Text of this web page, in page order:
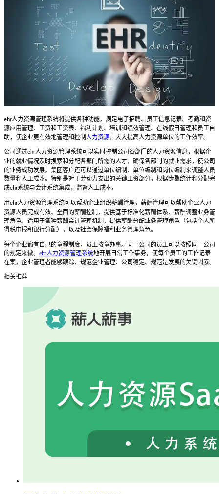
ehr人力资源管理系统将提供各种功能，满足电子招聘、员工信息记录、考勤和资
源应用管理、工资和工资表、福利计划、培训和绩效管理、在线假日管理和员工自
助，使企业更有效地管理和控制 人力资源，大大提高人力资源单位的工作效率。
公司通过ehr人力资源管理系统可以实时控制公司各部门的人力资源信息，根据企
业的就业情况及时搜索和分配各部门所需的人才，确保各部门的就业需求，使公司
的业务成功发展。集团客户还可以通过单位编制、单位编制和岗位编制来调整人员
数量和人工成本。特别是对于劳动力支出的关键工资部分，根据步骤统计和分配完
成ehr系统与会计系统集成，监督人工成本。
用ehr人力资源管理系统可以帮助企业组织薪酬管理，薪酬管理可以帮助企业人力
资源人员完成有效、全面的薪酬控制，提供基于标准化薪酬体系、薪酬调整业务管
理角色，适用于各种薪酬会计管理机制，提供薪酬分配业务管理角色（包括个人所
得税申报和银行分配），以及社会保障福利业务管理角色。
每个企业都有自己的章程制度，员工按章办事。同一公司的员工可以按照同一公司
的规定来做。 ehr人力资源管理系统地开展日常工作事务，使每个员工的工作记录
在案，企业管理者能够跟踪、规范企业管理、公司稳定、规范是发展的关键因素。
相关推荐